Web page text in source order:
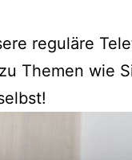
reguläre
Themen wie